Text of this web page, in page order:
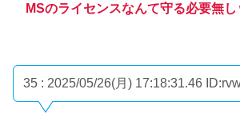
MSのライセンスなんて守る必要無し
35 : 2025/05/26(月) 17:18:31.46